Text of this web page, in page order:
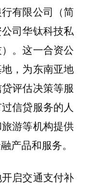
有限公司（简
司华钛科技私
。这一合资公
，为东南亚地
评估决策等服
信贷服务的人
游等机构提供
产品和服务。
启交通支付补